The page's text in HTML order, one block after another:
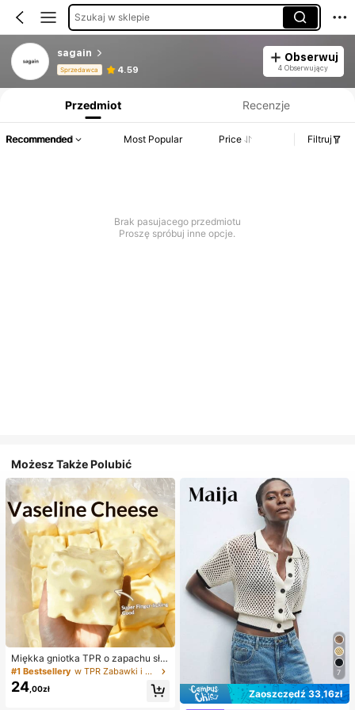
Szukaj w sklepie
sagain
Sprzedawca 4.59
Obserwuj
4 Obserwujący
Przedmiot Recenzje
Recommended Most Popular Price Filtruj
Brak pasujacego przedmiotu
Proszę spróbuj inne opcje.
Możesz Także Polubić
Miękka gniotka TPR o zapachu sło
dkiego mleka w kształcie pierożka,
5 cm, urocza zabawka antystresow
a do ściskania, modny i praktyczny
#1 Bestsellery w TPR Zabawki i gadżety dla nastolatków
24 ,00zł
7
Zaoszczędź 33,16zł